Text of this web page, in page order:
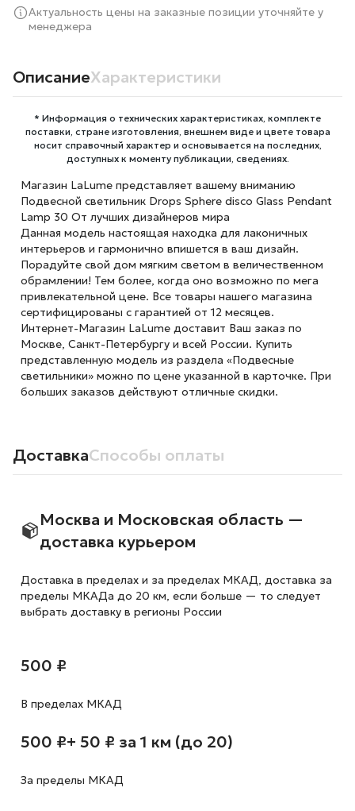
Актуальность цены на заказные позиции уточняйте у
менеджера
ОписаниеХарактеристики
* Информация о технических характеристиках, комплекте
поставки, стране изготовления, внешнем виде и цвете товара
носит справочный характер и основывается на последних,
доступных к моменту публикации, сведениях.
Магазин LaLume представляет вашему вниманию
Подвесной светильник Drops Sphere disco Glass Pendant
Lamp 30 От лучших дизайнеров мира
Данная модель настоящая находка для лаконичных
интерьеров и гармонично впишется в ваш дизайн.
Порадуйте свой дом мягким светом в величественном
обрамлении! Тем более, когда оно возможно по мега
привлекательной цене. Все товары нашего магазина
сертифицированы с гарантией от 12 месяцев.
Интернет-Магазин LaLume доставит Ваш заказ по
Москве, Санкт-Петербургу и всей России. Купить
представленную модель из раздела «Подвесные
светильники» можно по цене указанной в карточке. При
больших заказов действуют отличные скидки.
ДоставкаСпособы оплаты
Москва и Московская область —
доставка курьером
Доставка в пределах и за пределах МКАД, доставка за
пределы МКАДа до 20 км, если больше — то следует
выбрать доставку в регионы России
500 ₽
В пределах МКАД
500 ₽+ 50 ₽ за 1 км (до 20)
За пределы МКАД